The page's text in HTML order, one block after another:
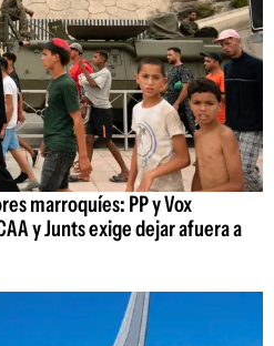
marroquíes: PP y Vox
y Junts exige dejar afuera a